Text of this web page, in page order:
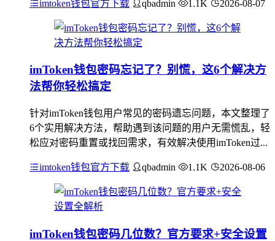
imtoken钱包官方下载 qbadmin 1.1K 2026-08-07
imToken钱包密码忘记了？别慌，这6个解决方
法帮你轻松搞定
针对imToken钱包用户常见的密码遗忘问题，本文整理了
6个实用解决方法，帮助遇到该问题的用户无需慌乱，轻
松应对密码重置或找回需求，有效解决使用imToken过...
imtoken钱包官方下载 qbadmin 1.1K 2026-08-06
imToken钱包密码几位数？官方要求+安全设置